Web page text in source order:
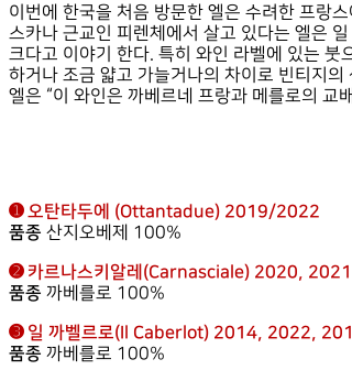
이번에 한국을 처음 방문한 엘은 수려한 프랑
스카나 근교인 피렌체에서 살고 있다는 엘은
크다고 이야기 한다. 특히 와인 라벨에 있는
하거나 조금 얇고 가늘거나의 차이로 빈티지
엘은 “이 와인은 까베르네 프랑과 메를로의 교
➊ 오탄타두에 (Ottantadue) 2019/2022
품종 산지오베제 100%
➋ 카르나스키알레(Carnasciale) 2020, 2021
품종 까베를로 100%
➌ 일 까벨르로(Il Caberlot) 2014, 2022,
품종 까베를로 100%